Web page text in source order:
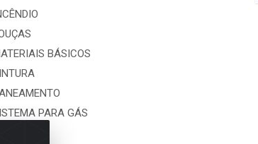
BÁSICOS
PARA GÁS